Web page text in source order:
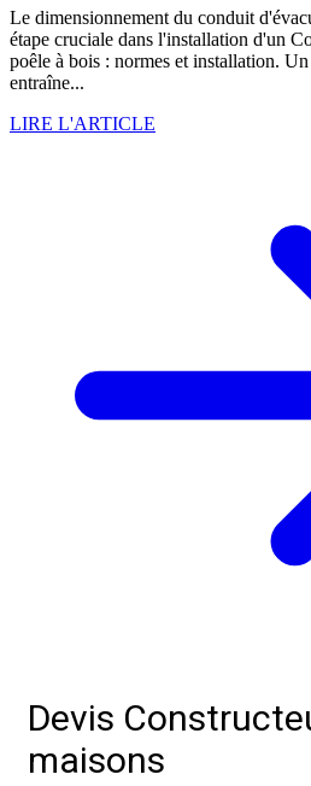
Le dimensionnement du conduit
étape cruciale dans l'installation d'un
poêle à bois : normes et installation.
entraîne...
LIRE L'ARTICLE
Devis
maisons